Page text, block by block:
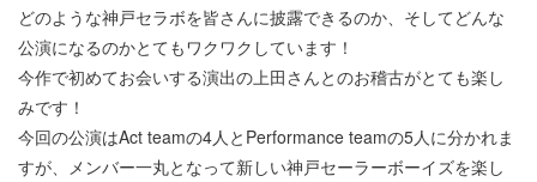
どのような神戸セラボを皆さんに披露できるのか、そしてどんな
公演になるのかとてもワクワクしています！
今作で初めてお会いする演出の上田さんとのお稽古がとても楽し
みです！
今回の公演はAct teamの4人とPerformance teamの5人に分かれま
すが、メンバー一丸となって新しい神戸セーラーボーイズを楽し